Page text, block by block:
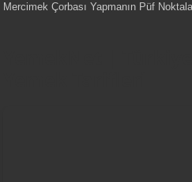
Mercimek Çorbası Yapmanın Püf